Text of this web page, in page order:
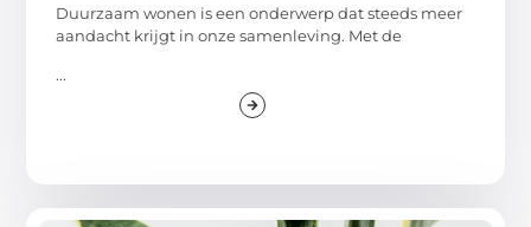
Duurzaam wonen is een onderwerp dat steeds meer
aandacht krijgt in onze samenleving. Met de
...